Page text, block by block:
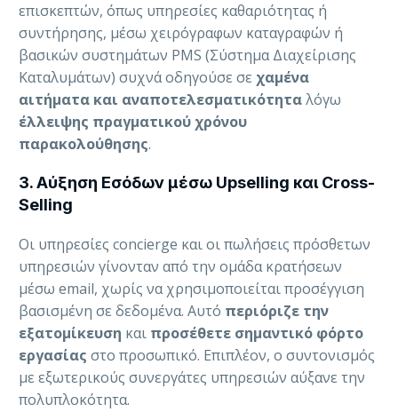
επισκεπτών, όπως υπηρεσίες καθαριότητας ή
συντήρησης, μέσω χειρόγραφων καταγραφών ή
βασικών συστημάτων PMS (Σύστημα Διαχείρισης
Καταλυμάτων) συχνά οδηγούσε σε χαμένα
αιτήματα και αναποτελεσματικότηταλόγω
έλλειψης πραγματικού χρόνου
παρακολούθησης.
3. Αύξηση Εσόδων μέσω Upselling και Cross-
Selling
Οι υπηρεσίες concierge και οι πωλήσεις πρόσθετων
υπηρεσιών γίνονταν από την ομάδα κρατήσεων
μέσω email, χωρίς να χρησιμοποιείται προσέγγιση
βασισμένη σε δεδομένα. Αυτό περιόριζε την
εξατομίκευση και προσέθετε σημαντικό φόρτο
εργασίας στο προσωπικό. Επιπλέον, ο συντονισμός
με εξωτερικούς συνεργάτες υπηρεσιών αύξανε την
πολυπλοκότητα.